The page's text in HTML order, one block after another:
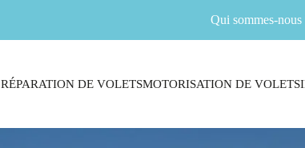
Qui sommes-nous
RÉPARATION DE VOLETSMOTORISATION DE VOLETS